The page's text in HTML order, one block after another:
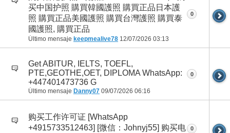
买中国护照 購買韓國護照 購買正品日本護
照 購買正品美國護照 購買台灣護照 購買泰
國護照, 購買正品
Último mensaje keepmealive78 12/07/2026 03:13
0
Get ABITUR, IELTS, TOEFL,
PTE,GEOTHE,OET, DIPLOMA WhatsApp:
+447401473736 G
Último mensaje Danny07 09/07/2026 06:16
0
购买工作许可证 [WhatsApp
+4915733512463] [微信：Johnyj55] 购买电
0